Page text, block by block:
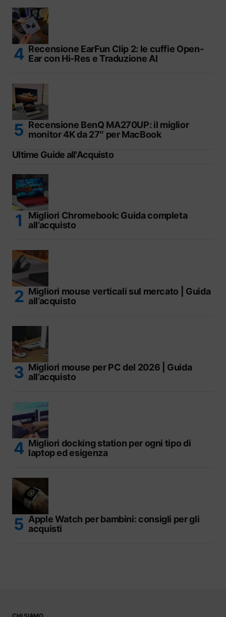
Recensione EarFun Clip 2: le cuffie Open-
Ear con Hi-Res e Traduzione AI
Recensione BenQ MA270UP: il miglior
monitor 4K da 27″ per MacBook
Ultime Guide all'Acquisto
Migliori Chromebook: Guida completa
all’acquisto
Migliori mouse verticali sul mercato | Guida
all’acquisto
Migliori mouse per PC del 2026 | Guida
all’acquisto
Migliori docking station per ogni tipo di
laptop ed esigenza
Apple Watch per bambini: consigli per gli
acquisti